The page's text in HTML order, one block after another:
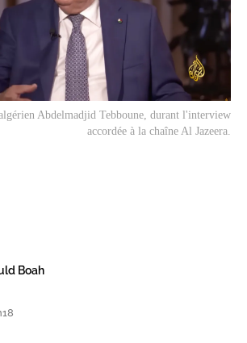
Abdelmadjid Tebboune, durant l'interview
accordée à la chaîne Al Jazeera.
Boah